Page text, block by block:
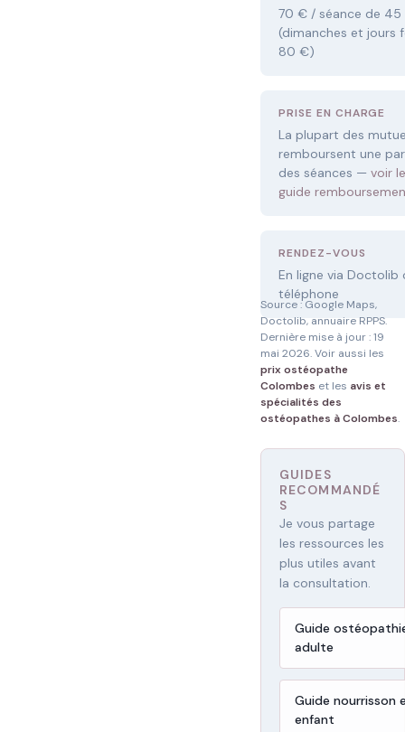
70 € / séance de 45
(dimanches et jours
80 €)
PRISE EN CHARGE
La plupart des
remboursent une
des séances — voir le
guide
RENDEZ-VOUS
En ligne via Doctolib
téléphone
Source : Google Maps,
Doctolib, annuaire RPPS.
Dernière mise à jour : 19
mai 2026. Voir aussi les
prix ostéopathe
Colombes et les avis et
spécialités des
ostéopathes à Colombes.
GUIDES
RECOMMANDÉ
S
Je vous partage
les ressources les
plus utiles avant
la consultation.
Guide
adulte
Guide nourrisson
enfant